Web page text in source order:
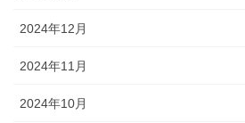
2024年12月
2024年11月
2024年10月